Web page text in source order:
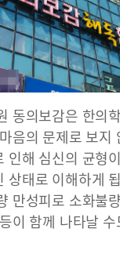
동의보감은 한의
음의 문제로 보지
인해 심신의 균형
상태로 이해하게
만성피로 소화불
이 함께 나타날